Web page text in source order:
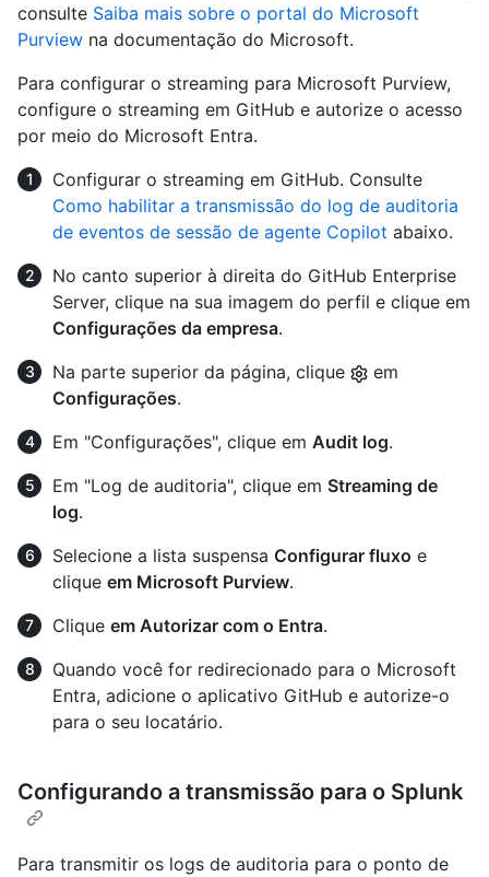
consulte Saiba mais sobre o portal do Microsoft
Purview na documentação do Microsoft.
Para configurar o streaming para Microsoft Purview,
configure o streaming em GitHub e autorize o acesso
por meio do Microsoft Entra.
Configurar o streaming em GitHub. Consulte
Como habilitar a transmissão do log de auditoria
de eventos de sessão de agente Copilot abaixo.
No canto superior à direita do GitHub Enterprise
Server, clique na sua imagem do perfil e clique em
Configurações da empresa.
Na parte superior da página, clique
em
Configurações.
Em "Configurações", clique em Audit log.
Em "Log de auditoria", clique em Streaming de
log.
Selecione a lista suspensa Configurar fluxo e
clique em Microsoft Purview.
Clique em Autorizar com o Entra.
Quando você for redirecionado para o Microsoft
Entra, adicione o aplicativo GitHub e autorize-o
para o seu locatário.
Configurando a transmissão para o Splunk
Para transmitir os logs de auditoria para o ponto de